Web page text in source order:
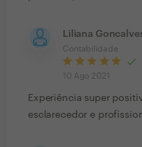
Liliana
Contabilidade
10 Ago 2021
Experiência super
esclarecedor e